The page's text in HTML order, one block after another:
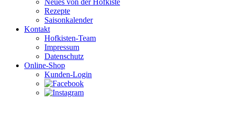
Neues von der Hofkiste
Rezepte
Saisonkalender
Kontakt
Hofkisten-Team
Impressum
Datenschutz
Online-Shop
Kunden-Login